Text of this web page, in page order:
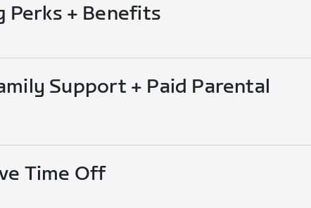
Perks + Benefits
Support + Paid Parental
Time Off